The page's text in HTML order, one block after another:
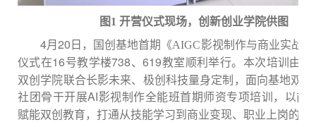
图1 开营仪式现场，创新创业学院供图
4月20日，国创基地首期 《AIGC影视制作与商业实战
仪式在16号教学楼738、619教室顺利举行。本次培训由
双创学院联合长影未来、 极创科技量身定制，面向基地双
社团骨干开展AI影视制作全能班首期师资专项培训 ，以前
赋能双创教育，打通从技能学习到商业变现、职业上岗的完